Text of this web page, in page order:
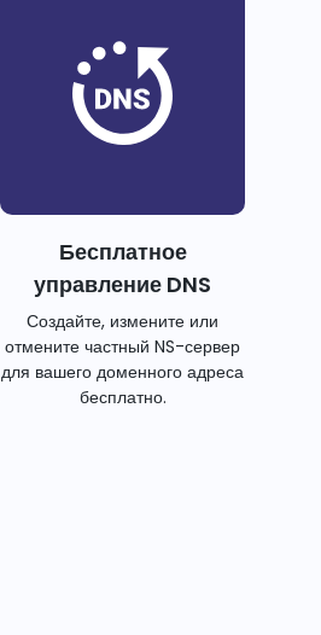
Бесплатное
управление DNS
Создайте, измените или
отмените частный NS-сервер
для вашего доменного адреса
бесплатно.